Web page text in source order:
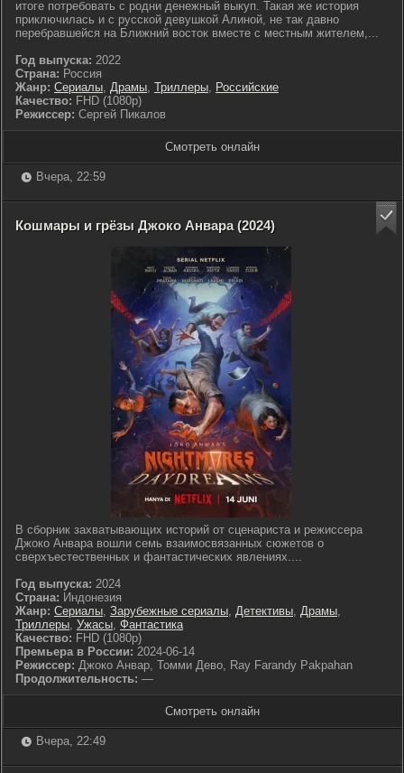
итоге потребовать с родни денежный выкуп. Такая же история
приключилась и с русской девушкой Алиной, не так давно
перебравшейся на Ближний восток вместе с местным жителем,...
Год выпуска: 2022
Страна: Россия
Жанр: Сериалы, Драмы, Триллеры, Российские
Качество: FHD (1080p)
Режиссер: Сергей Пикалов
Смотреть онлайн
Вчера, 22:59
Кошмары и грёзы Джоко Анвара (2024)
В сборник захватывающих историй от сценариста и режиссера
Джоко Анвара вошли семь взаимосвязанных сюжетов о
сверхъестественных и фантастических явлениях....
Год выпуска: 2024
Страна: Индонезия
Жанр: Сериалы, Зарубежные сериалы, Детективы, Драмы,
Триллеры, Ужасы, Фантастика
Качество: FHD (1080p)
Премьера в России: 2024-06-14
Режиссер: Джоко Анвар, Томми Дево, Ray Farandy Pakpahan
Продолжительность: —
Смотреть онлайн
Вчера, 22:49